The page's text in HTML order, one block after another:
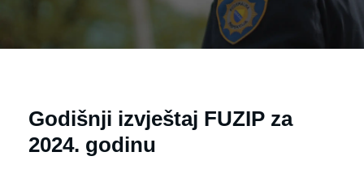
Godišnji izvještaj FUZIP za
2024. godinu